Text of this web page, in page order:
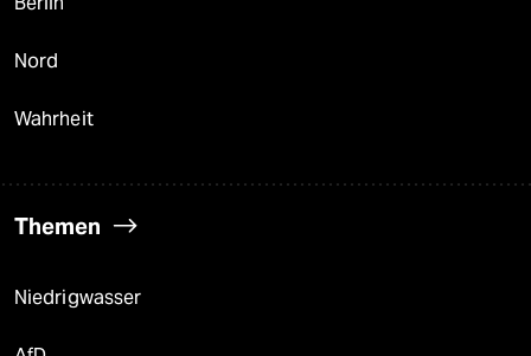
Nord
Wahrheit
Themen
Niedrigwasser